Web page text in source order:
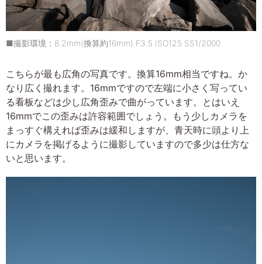
■撮影環境：8.2mm(換算約16mm) F3.5 ISO125 SS1/2000
こちらが最も広角の写真です。換算16mm相当ですね。か
なり広く撮れます。16mmですので左端に小さく写ってい
る看板などは少し広角歪みで曲がっています。とはいえ
16mmでこの歪みは許容範囲でしょう。もう少しカメラを
まっすぐ構えれば歪みは緩和しますが、青天時に頭より上
にカメラを掲げるように撮影していますので多少は仕方な
いと思います。